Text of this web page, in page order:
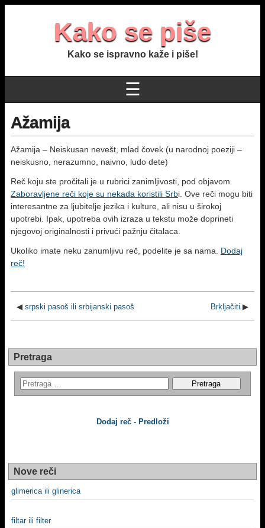
Kako se piše
Kako se ispravno kaže i piše!
☰
Ažamija
Ažamija – Neiskusan nevešt, mlad čovek (u narodnoj poeziji –
neiskusno, nerazumno, naivno, ludo dete)
Reč koju ste pročitali je u rubrici zanimljivosti, pod objavom
Zaboravljene reči koje su nekada koristili Srbi. Ove reči mogu biti
interesantne za ljubitelje jezika i kulture, ali nisu u širokoj
upotrebi. Ipak, upotreba ovih izraza u tekstu može doprineti
njegovoj originalnosti i privući pažnju čitalaca.
Ukoliko imate neku zanumljivu reč, podelite je sa nama. Dodaj
reč!
◀ srpski pasoš ili srbijanski pasoš Brkljačiti ▶
Pretraga
Dodaj reč - Predloži
Nove reči
glimerica ili glinerica
filtar ili filter